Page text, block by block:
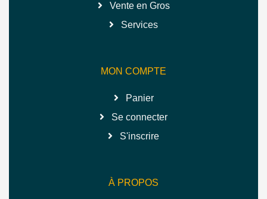
Vente en Gros
Services
MON COMPTE
Panier
Se connecter
S'inscrire
À PROPOS